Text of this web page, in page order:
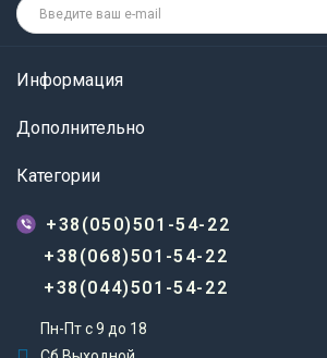
Информация
Дополнительно
Категории
+38(050)501-54-22
+38(068)501-54-22
+38(044)501-54-22
Пн-Пт с 9 до 18